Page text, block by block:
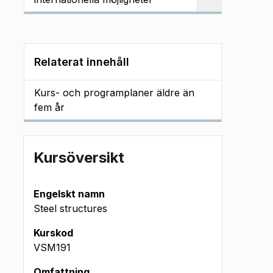
Relaterat innehåll
Kurs- och programplaner äldre än
fem år
Kursöversikt
Engelskt namn
Steel structures
Kurskod
VSM191